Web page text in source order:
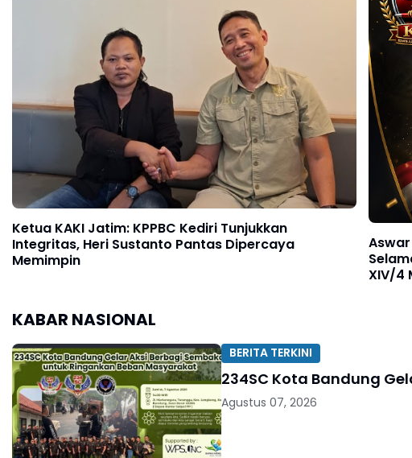
Ketua KAKI Jatim: KPPBC Kediri Tunjukkan
Integritas, Heri Sustanto Pantas Dipercaya
Memimpin
XIV/4
KABAR NASIONAL
BERITA TERKINI
234SC Kota Bandung
Agustus 07, 2026